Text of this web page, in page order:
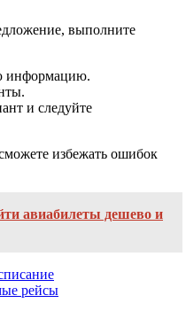
выполните
информацию.
и следуйте
избежать ошибок
авиабилеты дешево и
рейсы